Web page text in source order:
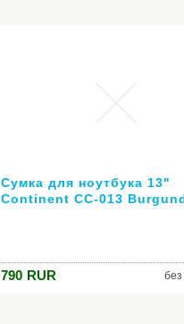
Сумка для ноутбука 13"
Continent CC-013
790 RUR без